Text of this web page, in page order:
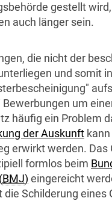
gestellt
auch länger sein.
die nicht der
und somit
Bewerbungen um
häufig ein Problem
der Auskunft
erwirkt werden. Das
formlos beim
BMJ) eingereicht
die Schilderung eines